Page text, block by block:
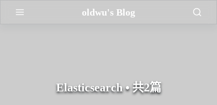
oldwu's Blog
Elasticsearch • 共2篇